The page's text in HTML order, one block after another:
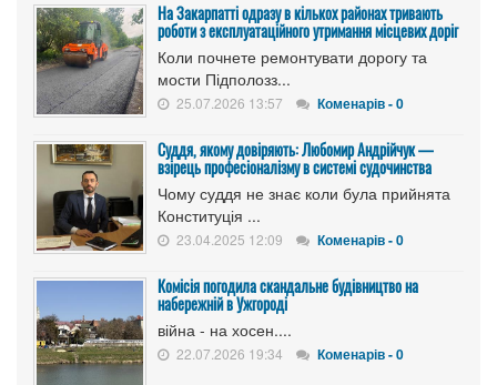
На Закарпатті одразу в кількох районах тривають
роботи з експлуатаційного утримання місцевих доріг
Коли почнете ремонтувати дорогу та
мости Підполозз...
25.07.2026 13:57 Коменарів - 0
Суддя, якому довіряють: Любомир Андрійчук —
взірець професіоналізму в системі судочинства
Чому суддя не знає коли була прийнята
Конституція ...
23.04.2025 12:09 Коменарів - 0
Комісія погодила скандальне будівництво на
набережній в Ужгороді
війна - на хосен....
22.07.2026 19:34 Коменарів - 0